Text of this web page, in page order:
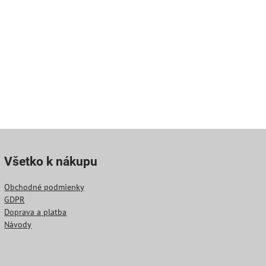
Všetko k nákupu
Obchodné podmienky
GDPR
Doprava a platba
Návody